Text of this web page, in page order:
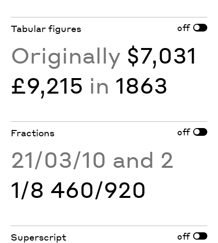
Tabular figures off
Originally $7,031
£9,215 in 1863
Fractions off
21/03/10 and 2
1/8 460/920
Superscript off